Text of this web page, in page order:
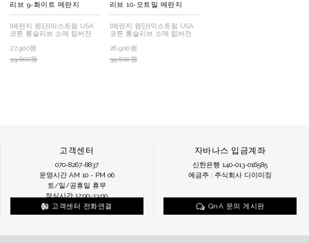
리브 9-화이트 메란지
[메란지 원단]익스트림 USA
코튼 롱슬리브 소매 립버전
27,900원
39,600원
리브 10-오트밀 메란지
[메란지 원단]익스트림 USA
코튼 롱슬리브 소매 립버전
26,900원
39,600원
고객센터
070-8267-8837
운영시간 AM 10 - PM 06
토/일/공휴일 휴무
점심시간 12:00~13:00
고객센터 전화연결
자바나스 입금계좌
신한은행 140-013-016585
예금주 : 주식회사 디이미징
QnA 문의 게시판